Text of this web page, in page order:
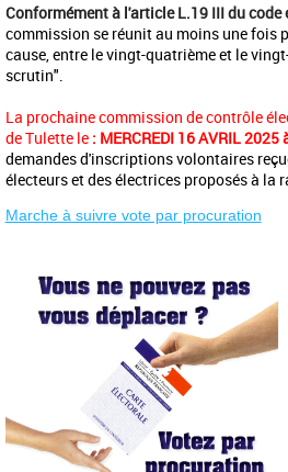
Conformément à l'article L.19 III du code
commission se réunit au moins une fois
cause, entre le vingt-quatrième et le
scrutin".
La prochaine commission de contrôle
de Tulette le: MERCREDI 16AVRIL 2025
demandes d'inscriptions volontaires
électeurs et des électrices proposés à la
Marche à suivre vote par procuration